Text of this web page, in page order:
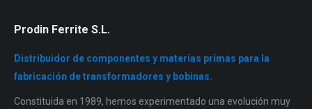
Prodin Ferrite S.L.
Distribuidor de componentes y materias primas para la
fabricación de transformadores y bobinas.
Constituida en 1989, hemos experimentado una evolución muy